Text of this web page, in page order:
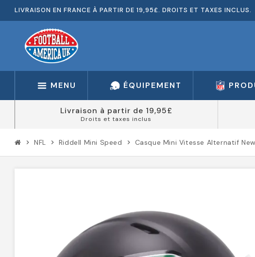
LIVRAISON EN FRANCE À PARTIR DE 19,95£. DROITS ET TAXES INCLUS.
MENU ÉQUIPEMENT
Livraison à partir de 19,95£
Droits et taxes inclus
chevron_right NFL chevron_right Riddell Mini Speed chevron_right Casque Mini Vitesse Alternatif